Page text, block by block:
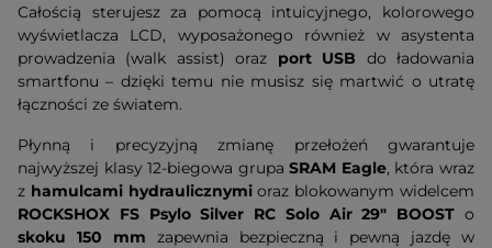
Całością sterujesz za pomocą intuicyjnego, kolorowego
wyświetlacza LCD, wyposażonego również w asystenta
prowadzenia (walk assist) oraz port USB do ładowania
smartfonu – dzięki temu nie musisz się martwić o utratę
łączności ze światem.
Płynną i precyzyjną zmianę przełożeń gwarantuje
najwyższej klasy 12-biegowa grupaSRAM Eagle, która wraz
z hamulcami hydraulicznymioraz blokowanym widelcem
ROCKSHOX FS Psylo Silver RC Solo Air 29" BOOST o
skoku 150 mm zapewnia bezpieczną i pewną jazdę w